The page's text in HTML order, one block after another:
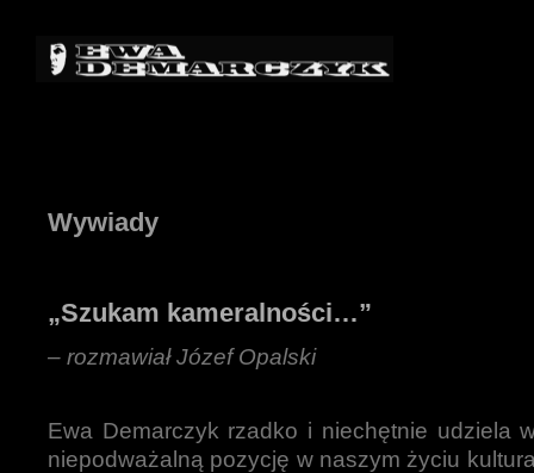
Wywiady
„Szukam kameralności…”
– rozmawiał Józef Opalski
Ewa Demarczyk rzadko i niechętnie udziela
niepodważalną pozycję w naszym życiu